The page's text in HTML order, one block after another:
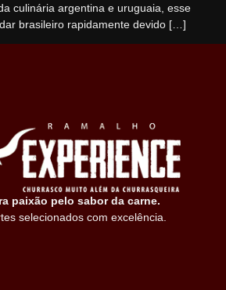
culinária argentina e uruguaia, esse
brasileiro rapidamente devido […]
paixão pelo sabor da carne.
selecionados com excelência.